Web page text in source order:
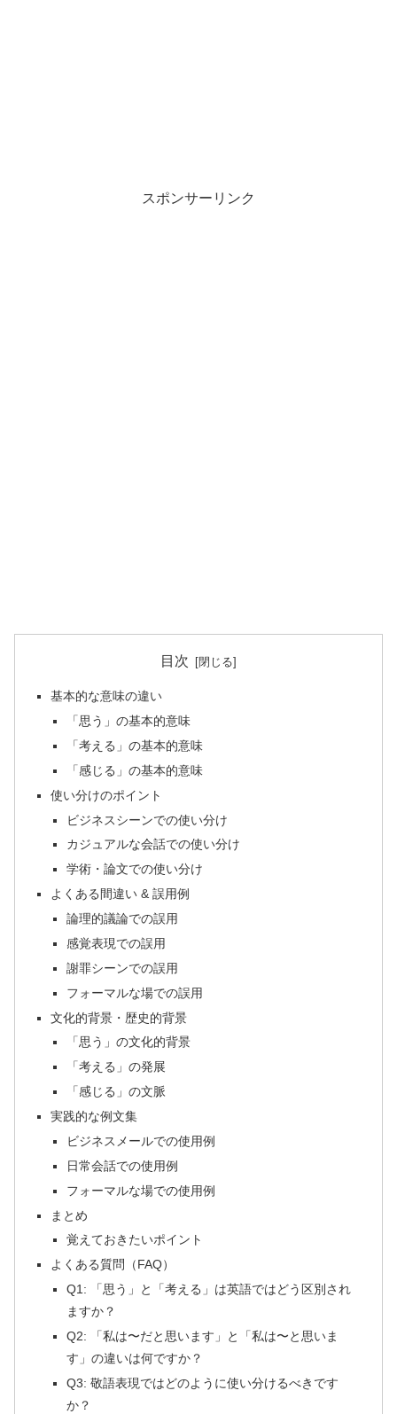
スポンサーリンク
目次
基本的な意味の違い
「思う」の基本的意味
「考える」の基本的意味
「感じる」の基本的意味
使い分けのポイント
ビジネスシーンでの使い分け
カジュアルな会話での使い分け
学術・論文での使い分け
よくある間違い & 誤用例
論理的議論での誤用
感覚表現での誤用
謝罪シーンでの誤用
フォーマルな場での誤用
文化的背景・歴史的背景
「思う」の文化的背景
「考える」の発展
「感じる」の文脈
実践的な例文集
ビジネスメールでの使用例
日常会話での使用例
フォーマルな場での使用例
まとめ
覚えておきたいポイント
よくある質問（FAQ）
Q1: 「思う」と「考える」は英語ではどう区別され
ますか？
Q2: 「私は〜だと思います」と「私は〜と思いま
す」の違いは何ですか？
Q3: 敬語表現ではどのように使い分けるべきです
か？